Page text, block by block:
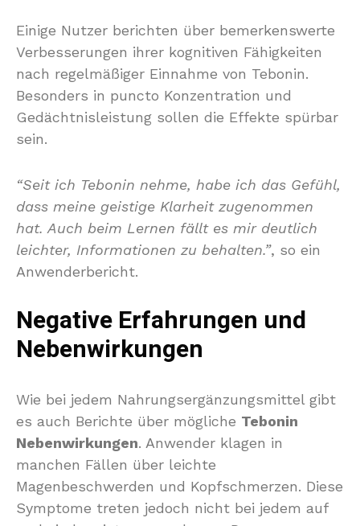
Einige Nutzer berichten über bemerkenswerte
Verbesserungen ihrer kognitiven Fähigkeiten
nach regelmäßiger Einnahme von Tebonin.
Besonders in puncto Konzentration und
Gedächtnisleistung sollen die Effekte spürbar
sein.
“Seit ich Tebonin nehme, habe ich das Gefühl,
dass meine geistige Klarheit zugenommen
hat. Auch beim Lernen fällt es mir deutlich
leichter, Informationen zu behalten.”, so ein
Anwenderbericht.
Negative Erfahrungen und
Nebenwirkungen
Wie bei jedem Nahrungsergänzungsmittel gibt
es auch Berichte über mögliche Tebonin
Nebenwirkungen. Anwender klagen in
manchen Fällen über leichte
Magenbeschwerden und Kopfschmerzen. Diese
Symptome treten jedoch nicht bei jedem auf